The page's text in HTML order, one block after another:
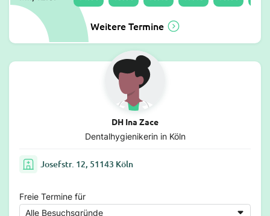
Weitere Termine
DH Ina Zace
Dentalhygienikerin in Köln
Josefstr. 12, 51143 Köln
Freie Termine für